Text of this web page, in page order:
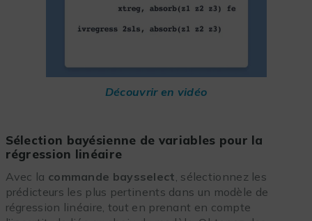
Découvrir en vidéo
Sélection bayésienne de variables pour la
régression linéaire
Avec la commande baysselect , sélectionnez les
prédicteurs les plus pertinents dans un modèle de
régression linéaire, tout en prenant en compte